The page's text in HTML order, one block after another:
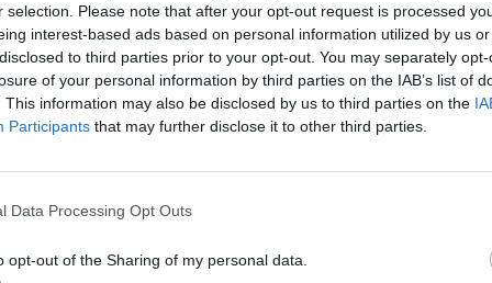
selection. Please note that after your opt-out request is processed
interest-based ads based on personal information utilized by us
to third parties prior to your opt-out. You may separately
of your personal information by third parties on the IAB’s list of
This information may also be disclosed by us to third parties on the
Participants that may further disclose it to other third parties.
Data Processing Opt Outs
opt-out of the Sharing of my personal data.
šiame maršrute traukinių tik vienas
Paprastai jie paleidžiami tuomet, kai yra
Keleivių srautus nuolat
stebime, kad pikinėmis valandomis
tik trijų vagonų sąstatai. O jeigu į dviejų
žmonių, nei buvo planuota, palydovai
siūlome užimti vietas
kad keleivių daiktai neužimtų laisvų